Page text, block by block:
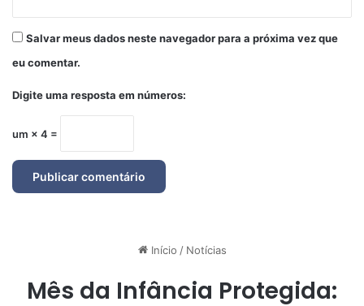
Salvar meus dados neste navegador para a próxima vez que
eu comentar.
Digite uma resposta em números:
um × 4 =